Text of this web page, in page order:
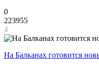
0
223955
4
На Балканах готовится